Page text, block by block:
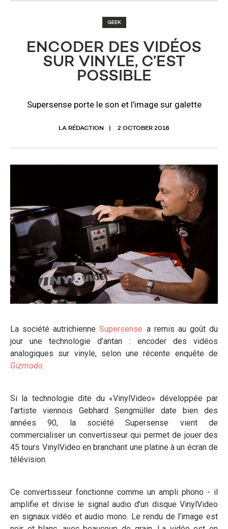
GEEK
ENCODER DES VIDÉOS
SUR VINYLE, C’EST
POSSIBLE
Supersense porte le son et l’image sur galette
LA RÉDACTION 2 OCTOBER 2018
La société autrichienneSupersense a remis au goût du
jour une technologie d’antan : encoder des vidéos
analogiques sur vinyle, selon une récente enquête de
Gizmodo.
Si la technologie dite du «VinylVideo» développée par
l’artiste viennois Gebhard Sengmüller date bien des
années 90, la société Supersense vient de
commercialiser un convertisseur qui permet de jouer des
45 tours VinylVideo en branchant une platine à un écran de
télévision.
Ce convertisseur fonctionne comme un ampli phono - il
amplifie et divise le signal audio d’un disque VinylVideo
en signaux vidéo et audio mono. Le rendu de l’image est